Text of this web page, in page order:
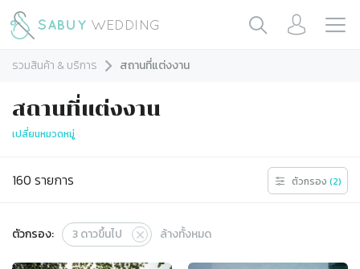
รวมสินค้า & บริการ สถานที่แต่งงาน
สถานที่แต่งงาน
เปลี่ยนหมวดหมู่
160 รายการ ตัวกรอง (2)
ตัวกรอง: 3ดาวขึ้นไป ล้างทั้งหมด